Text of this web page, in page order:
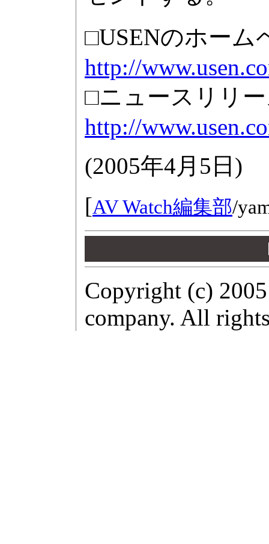
□USENのホーム
http://
□ニュースリリ
http://
(2005年4月5日 )
[AV Watch編集部/
Copyright (c)
company. All